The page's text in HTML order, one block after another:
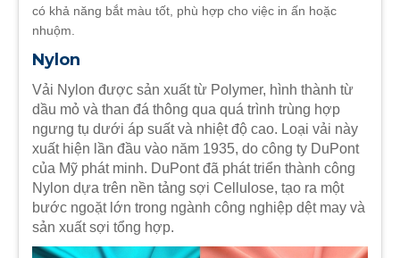
có khả năng bắt màu tốt, phù hợp cho việc in ấn hoặc
nhuộm.
Nylon
Vải Nylon được sản xuất từ Polymer, hình thành từ
dầu mỏ và than đá thông qua quá trình trùng hợp
ngưng tụ dưới áp suất và nhiệt độ cao. Loại vải này
xuất hiện lần đầu vào năm 1935, do công ty DuPont
của Mỹ phát minh. DuPont đã phát triển thành công
Nylon dựa trên nền tảng sợi Cellulose, tạo ra một
bước ngoặt lớn trong ngành công nghiệp dệt may và
sản xuất sợi tổng hợp.